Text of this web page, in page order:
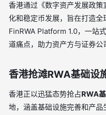
香港通过《数字资产发展政
化和稳定币发展，旨在打造
FinRWA Platform 1.0，一站
道痛点，助力资产方与证券公
香港抢滩RWA基础设
香港正以迅猛态势抢占RWA
地，涵盖基础设施完善和产